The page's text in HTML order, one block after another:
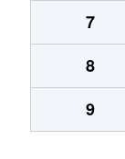
7
8
9